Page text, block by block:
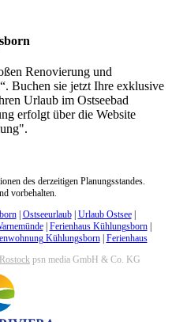
Renovierung und
Buchen sie jetzt Ihre exklusive
Urlaub im Ostseebad
erfolgt über die Website
des derzeitigen Planungsstandes.
vorbehalten.
| Ostseeurlaub| Urlaub Ostsee|
| Ferienhaus Kühlungsborn|
Kühlungsborn| Ferienhaus
psn media GmbH & Co. KG